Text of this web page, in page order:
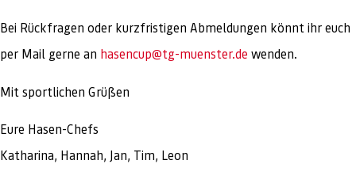
Bei Rückfragen oder kurzfristigen Abmeldungen könnt ihr euch
per Mail gerne an hasencup@tg-muenster.de wenden.
Mit sportlichen Grüßen
Eure Hasen-Chefs
Katharina, Hannah, Jan, Tim, Leon